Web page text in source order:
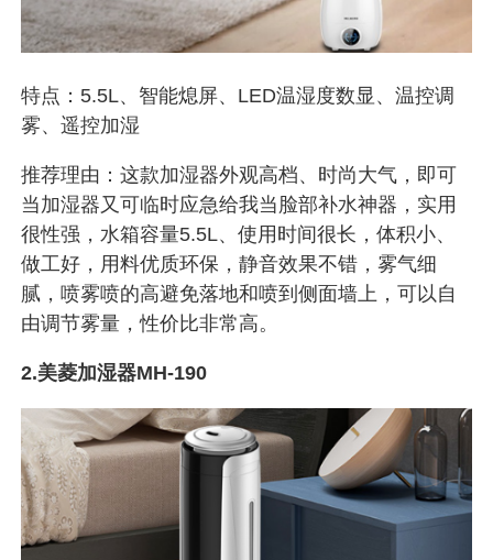
特点：5.5L、智能熄屏、LED温湿度数显、温控调
雾、遥控加湿
推荐理由：这款加湿器外观高档、时尚大气，即可
当加湿器又可临时应急给我当脸部补水神器，实用
很性强，水箱容量5.5L、使用时间很长，体积小、
做工好，用料优质环保，静音效果不错，雾气细
腻，喷雾喷的高避免落地和喷到侧面墙上，可以自
由调节雾量，性价比非常高。
2.美菱加湿器MH-190